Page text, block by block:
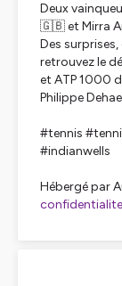
Deux
🇬🇧 et Mirra
Des
retrouvez le
et ATP 1000
Philippe
#tennis
#indianwells
Hébergé par
confidentialite